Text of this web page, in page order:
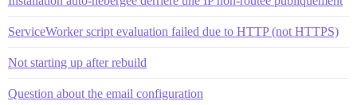
ServiceWorker script evaluation failed due to HTTP (not HTTPS)
Not starting up after rebuild
Question about the email configuration